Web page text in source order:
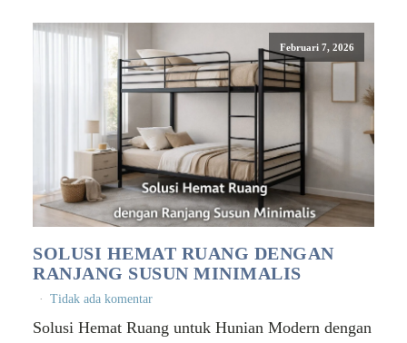
Februari 7, 2026
SOLUSI HEMAT RUANG DENGAN
RANJANG SUSUN MINIMALIS
Tidak ada komentar
Solusi Hemat Ruang untuk Hunian Modern dengan